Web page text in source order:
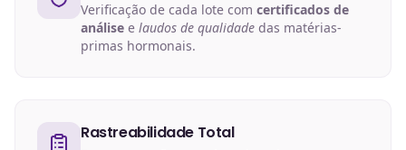
Verificação de cada lote com certificados de
análise e laudos de qualidade das matérias-
primas hormonais.
Rastreabilidade Total